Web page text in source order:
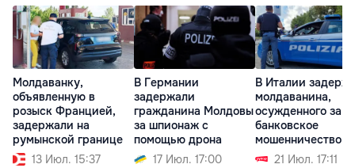
Молдаванку,
объявленную в
розыск Францией,
задержали на
румынской границе
13 Июл. 15:37
В Германии
задержали
гражданина Молдовы
за шпионаж с
помощью дрона
17 Июл. 17:00
В Италии
молдаванина,
осужденного за
банковское
мошенничество
родине21 Июл. 17:11